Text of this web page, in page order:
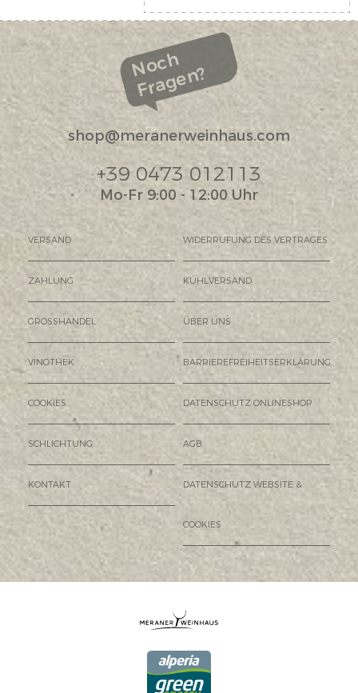
Noch
Fragen?
shop@meranerweinhaus.com
+39 0473 012113
Mo-Fr 9:00 - 12:00 Uhr
VERSAND WIDERRUFUNG DES VERTRAGES
ZAHLUNG KÜHLVERSAND
GROSSHANDEL ÜBER UNS
VINOTHEK BARRIEREFREIHEITSERKLÄRUNG
COOKIES DATENSCHUTZ ONLINESHOP
SCHLICHTUNG AGB
KONTAKT DATENSCHUTZ WEBSITE &
COOKIES